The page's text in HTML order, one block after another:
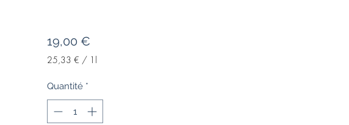
19,00 €Prix
25,33 € / 1l
pour
Quantité *